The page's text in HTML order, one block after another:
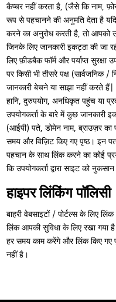
कैप्चर नहीं करता है, (जैसे कि नाम,
रूप से पहचानने की अनुमति देता है
करने का अनुरोध करती है, तो आपको
जिनके लिए जानकारी इकट्ठा की जा
लिए फ़ीडबैक फॉर्म और पर्याप्त सुरक्षा
पर किसी भी तीसरे पक्ष (सार्वजनिक
जानकारी बेचने या साझा नहीं करते
हानि, दुरुपयोग, अनधिकृत पहुंच या
उपयोगकर्ता के बारे में कुछ जानकारी
(आईपी) पते, डोमेन नाम, ब्राउज़र का
समय और विज़िट किए गए पृष्ठ। इन
पहचान के साथ लिंक करने का कोई
कि उपयोगकर्ता द्वारा साइट को
हाइपर लिंकिंग पॉलिसी
बाहरी वेबसाइटों / पोर्टल्स के लिए
लिंक आपकी सुविधा के लिए रखा गया
हर समय काम करेंगे और लिंक किए गए
नहीं है।